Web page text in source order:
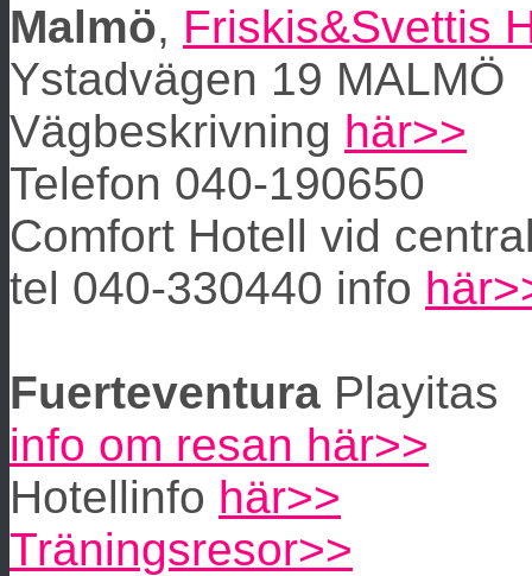
Malmö, Friskis&Svettis
Ystadvägen 19 MALMÖ
Vägbeskrivning här>>
Telefon 040-190650
Comfort Hotell vid
tel 040-330440 info
Fuerteventura Playitas
info om resan här>>
Hotellinfo här>>
Träningsresor>>